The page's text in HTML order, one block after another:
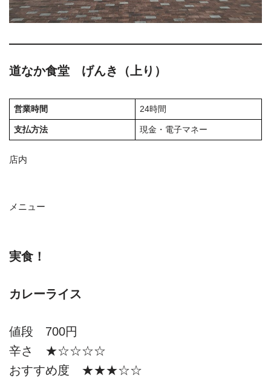
道なか食堂 げんき （上り）
営業時間 24時間
支払方法 現金・電子マネー
店内
メニュー
実食！
カレーライス
値段 700円
辛さ ★☆☆☆☆
おすすめ度 ★★★☆☆